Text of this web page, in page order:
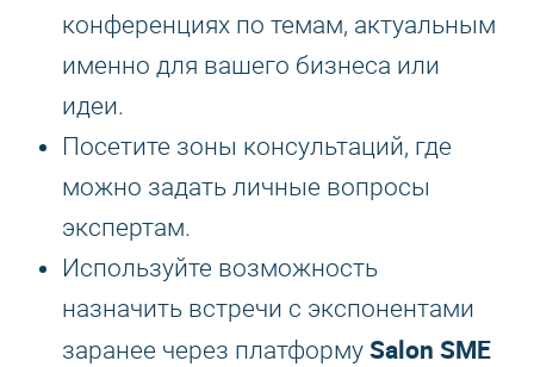
конференциях по темам, актуальным
именно для вашего бизнеса или
идеи.
Посетите зоны консультаций, где
можно задать личные вопросы
экспертам.
Используйте возможность
назначить встречи с экспонентами
заранее через платформу Salon SME